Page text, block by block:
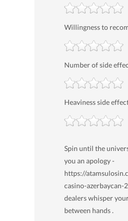
Willingness to
Number of side
Heaviness side
Spin until the
you an apology -
https://
casino-azerbaycan-
dealers whisper
between hands .